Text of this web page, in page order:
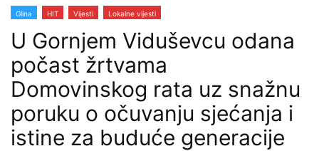
Glina HIT Vijesti Lokalne vijesti
U Gornjem Viduševcu odana
počast žrtvama
Domovinskog rata uz snažnu
poruku o očuvanju sjećanja i
istine za buduće generacije